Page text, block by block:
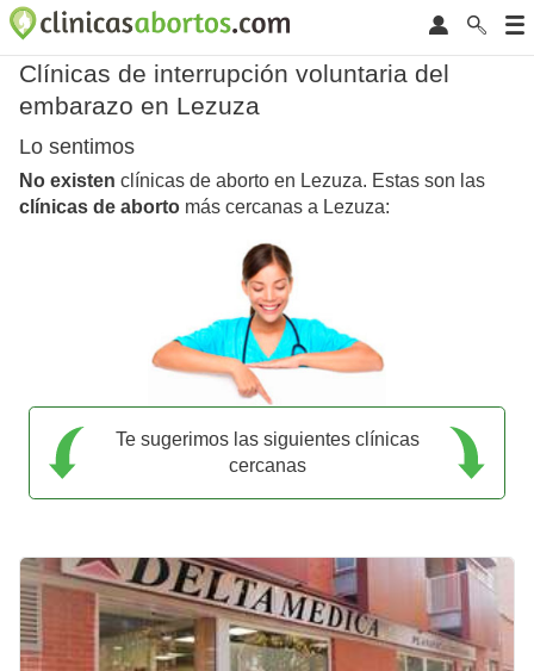
Clínicas de interrupción voluntaria del
embarazo en Lezuza
Lo sentimos
No existen clínicas de aborto en Lezuza. Estas son las
clínicas de aborto más cercanas a Lezuza:
Te sugerimos las siguientes clínicas
cercanas